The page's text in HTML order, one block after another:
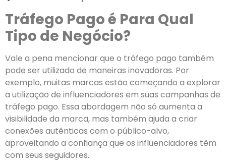
Tráfego Pago é Para Qual
Tipo de Negócio?
Vale a pena mencionar que o tráfego pago também
pode ser utilizado de maneiras inovadoras. Por
exemplo, muitas marcas estão começando a explorar
a utilização de influenciadores em suas campanhas de
tráfego pago. Essa abordagem não só aumenta a
visibilidade da marca, mas também ajuda a criar
conexões autênticas com o público-alvo,
aproveitando a confiança que os influenciadores têm
com seus seguidores.